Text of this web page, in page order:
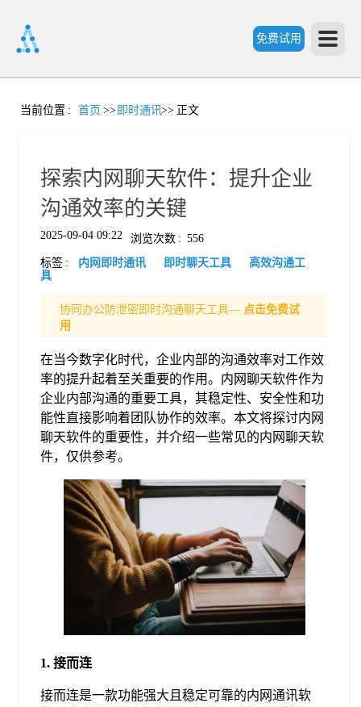
免费试用
首
格
当前位置 : 首页 >> 即时通讯>> 正文
探索内网聊天软件：提升企业
沟通效率的关键
2025-09-04 09:22 浏览次数 : 556
标签 : 内网即时通讯 即时聊天工具
高效沟通工
具
协同办公防泄密即时沟通聊天工具— 点击免费试
用
在当今数字化时代，企业内部的沟通效率对工作效
率的提升起着至关重要的作用。内网聊天软件作为
企业内部沟通的重要工具，其稳定性、安全性和功
能性直接影响着团队协作的效率。本文将探讨内网
聊天软件的重要性，并介绍一些常见的内网聊天软
件，仅供参考。
1. 接而连
接而连是一款功能强大且稳定可靠的内网通讯软